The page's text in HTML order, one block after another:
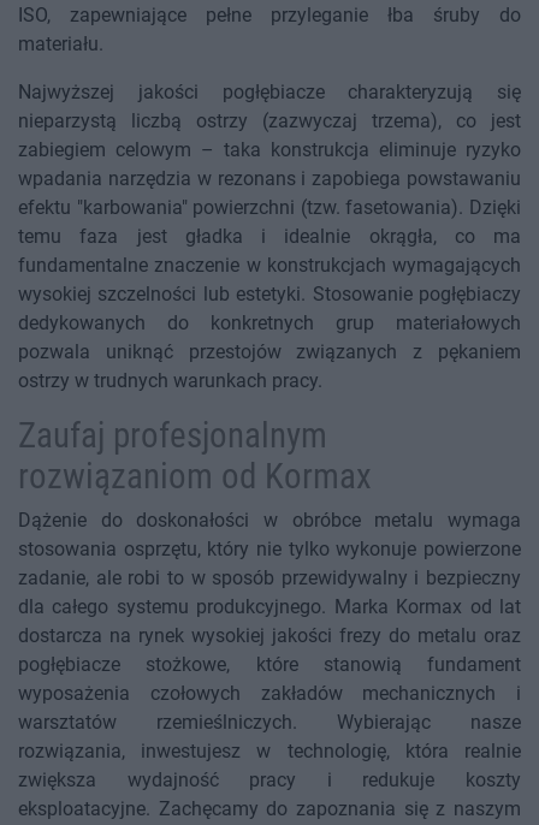
ISO, zapewniające pełne przyleganie łba śruby do
materiału.
Najwyższej jakości pogłębiacze charakteryzują się
nieparzystą liczbą ostrzy (zazwyczaj trzema), co jest
zabiegiem celowym – taka konstrukcja eliminuje ryzyko
wpadania narzędzia w rezonans i zapobiega powstawaniu
efektu "karbowania" powierzchni (tzw. fasetowania). Dzięki
temu faza jest gładka i idealnie okrągła, co ma
fundamentalne znaczenie w konstrukcjach wymagających
wysokiej szczelności lub estetyki. Stosowanie pogłębiaczy
dedykowanych do konkretnych grup materiałowych
pozwala uniknąć przestojów związanych z pękaniem
ostrzy w trudnych warunkach pracy.
Zaufaj profesjonalnym
rozwiązaniom od Kormax
Dążenie do doskonałości w obróbce metalu wymaga
stosowania osprzętu, który nie tylko wykonuje powierzone
zadanie, ale robi to w sposób przewidywalny i bezpieczny
dla całego systemu produkcyjnego. Marka Kormax od lat
dostarcza na rynek wysokiej jakości frezy do metalu oraz
pogłębiacze stożkowe, które stanowią fundament
wyposażenia czołowych zakładów mechanicznych i
warsztatów rzemieślniczych. Wybierając nasze
rozwiązania, inwestujesz w technologię, która realnie
zwiększa wydajność pracy i redukuje koszty
eksploatacyjne. Zachęcamy do zapoznania się z naszym